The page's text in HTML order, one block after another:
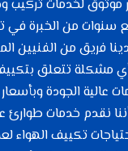
سنوات من الخبرة في
فريق من الفنيين
مشكلة تتعلق بتكييف
عالية الجودة
نقدم خدمات طوارئ
احتياجات تكييف الهواء